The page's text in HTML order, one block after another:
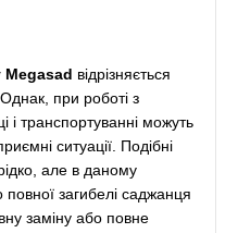
Megasad відрізняється
при роботі з
і транспортуванні можуть
ситуації. Подібні
але в даному
загибелі саджанця
заміну або повне